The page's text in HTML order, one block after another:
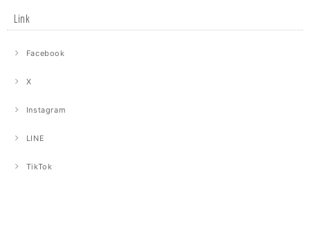
Link
Facebook
X
Instagram
LINE
TikTok